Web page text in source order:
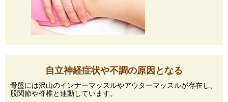
自立神経症状や不調の原因となる
骨盤には沢山のインナーマッスルやアウターマッスルが存在し、
股関節や脊椎と連動しています。